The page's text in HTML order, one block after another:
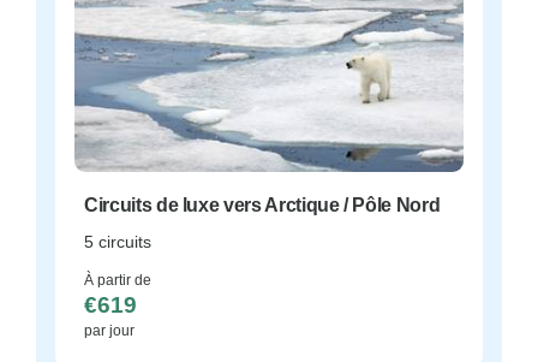
Circuits de luxe vers Arctique / Pôle Nord
5 circuits
À partir de
€619
par jour